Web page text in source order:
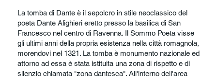
La tomba di Dante è il sepolcro in stile neoclassico del
poeta Dante Alighieri eretto presso la basilica di San
Francesco nel centro di Ravenna. Il Sommo Poeta visse
gli ultimi anni della propria esistenza nella città romagnola,
morendovi nel 1321. La tomba è monumento nazionale ed
attorno ad essa è stata istituita una zona di rispetto e di
silenzio chiamata "zona dantesca". All'interno dell'area